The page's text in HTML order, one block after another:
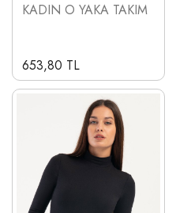
KADIN O YAKA TAKIM
653,80 TL